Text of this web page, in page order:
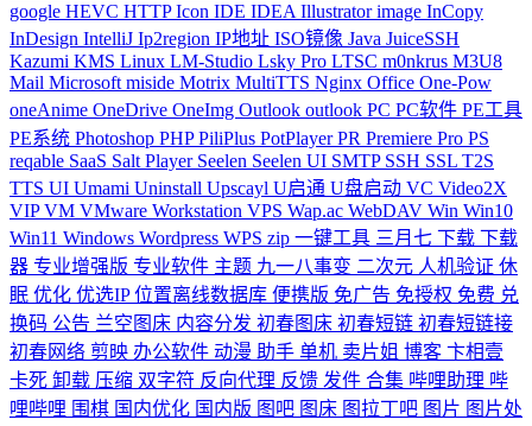
google HEVC HTTPIcon IDE IDEA Illustratorimage InCopy
InDesign IntelliJ Ip2region IP地址 ISO镜像 Java JuiceSSH
Kazumi KMS Linux LM-Studio Lsky Pro LTSC m0nkrus M3U8
Mail Microsoft miside Motrix MultiTTS Nginx Office One-Pow
oneAnime OneDrive OneImg Outlook outlook PC PC软件 PE工具
PE系统 Photoshop PHPPiliPlus PotPlayerPR Premiere Pro PS
reqable SaaS Salt Player Seelen Seelen UI SMTP SSH SSL T2S
TTS UI Umami Uninstall Upscayl U启通 U盘启动 VC Video2X
VIPVM VMware Workstation VPS Wap.ac WebDAV Win Win10
Win11 Windows Wordpress WPS zip 一键工具 三月七 下载 下载
器 专业增强版 专业软件 主题 九一八事变 二次元 人机验证 休
眠 优化 优选IP位置离线数据库 便携版 免广告 免授权 免费 兑
换码 公告 兰空图床 内容分发 初春图床 初春短链 初春短链接
初春网络 剪映 办公软件 动漫 助手 单机 卖片姐 博客 卞相壹
卡死 卸载 压缩 双字符 反向代理 反馈 发件 合集 哔哩助理 哔
哩哔哩 围棋 国内优化 国内版 图吧 图床 图拉丁吧 图片 图片处